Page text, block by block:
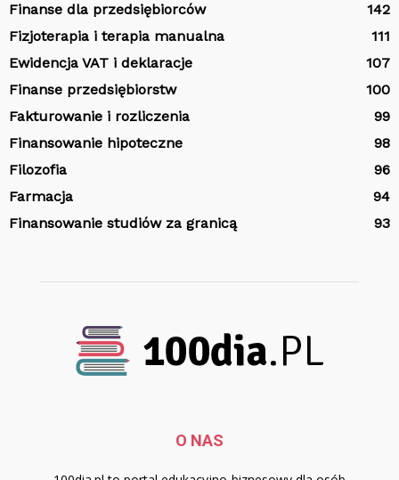
Finanse dla przedsiębiorców
142
Fizjoterapia i terapia manualna
111
Ewidencja VAT i deklaracje
107
Finanse przedsiębiorstw
100
Fakturowanie i rozliczenia
99
Finansowanie hipoteczne
98
Filozofia
96
Farmacja
94
Finansowanie studiów za granicą
93
O NAS